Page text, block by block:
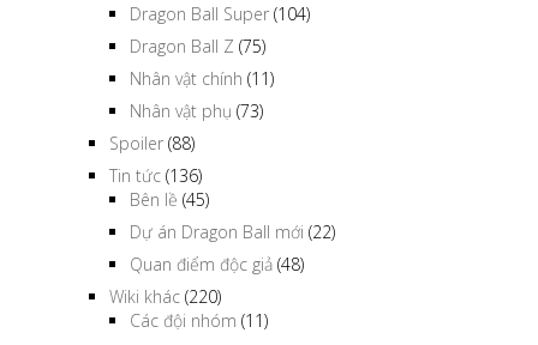
Dragon Ball Super (104)
Dragon Ball Z (75)
Nhân vật chính (11)
Nhân vật phụ (73)
Spoiler (88)
Tin tức (136)
Bên lề (45)
Dự án Dragon Ball mới (22)
Quan điểm độc giả (48)
Wiki khác (220)
Các đội nhóm (11)